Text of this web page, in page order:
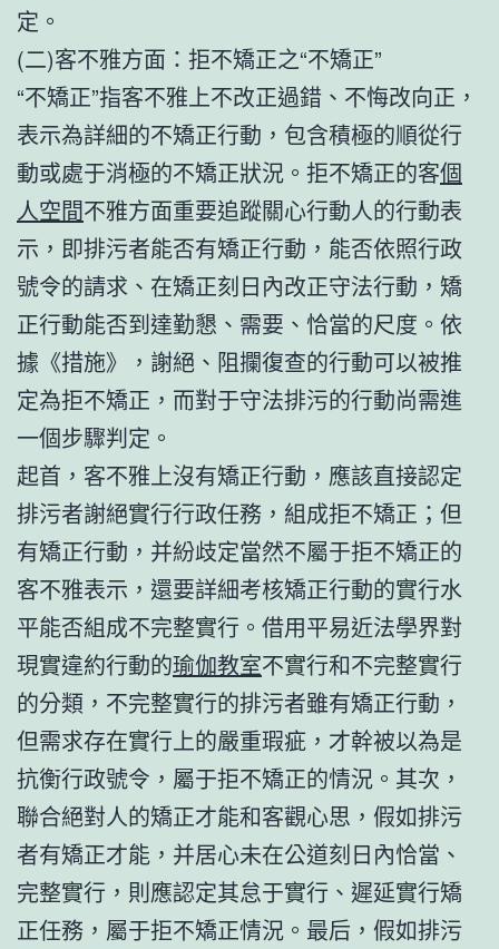
定。
(二)客不雅方面：拒不矯正之“不矯正”
“不矯正”指客不雅上不改正過錯、不悔改向正，
表示為詳細的不矯正行動，包含積極的順從行
動或處于消極的不矯正狀況。拒不矯正的客個
人空間不雅方面重要追蹤關心行動人的行動表
示，即排污者能否有矯正行動，能否依照行政
號令的請求、在矯正刻日內改正守法行動，矯
正行動能否到達勤懇、需要、恰當的尺度。依
據《措施》，謝絕、阻攔復查的行動可以被推
定為拒不矯正，而對于守法排污的行動尚需進
一個步驟判定。
起首，客不雅上沒有矯正行動，應該直接認定
排污者謝絕實行行政任務，組成拒不矯正；但
有矯正行動，并紛歧定當然不屬于拒不矯正的
客不雅表示，還要詳細考核矯正行動的實行水
平能否組成不完整實行。借用平易近法學界對
現實違約行動的瑜伽教室不實行和不完整實行
的分類，不完整實行的排污者雖有矯正行動，
但需求存在實行上的嚴重瑕疵，才幹被以為是
抗衡行政號令，屬于拒不矯正的情況。其次，
聯合絕對人的矯正才能和客觀心思，假如排污
者有矯正才能，并居心未在公道刻日內恰當、
完整實行，則應認定其怠于實行、遲延實行矯
正任務，屬于拒不矯正情況。最后，假如排污